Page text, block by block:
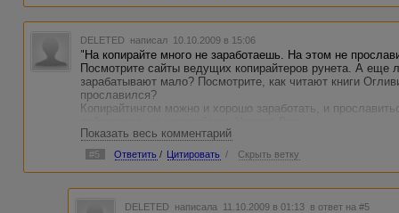
DELETED написал 10.10.2009 в 15:06
"На копирайте много не заработаешь. На этом не
Посмотрите сайты ведущих копирайтеров рунета. А
зарабатывают мало? Посмотрите, как читают книги
прославился?
Копирайтингом можно и хорошо заработать, и
Показать весь комментарий
#5 Ответить / Цитировать / Скрыть ветку
DELETED написала 11.10.2009 в 01:13 в ответ на #5